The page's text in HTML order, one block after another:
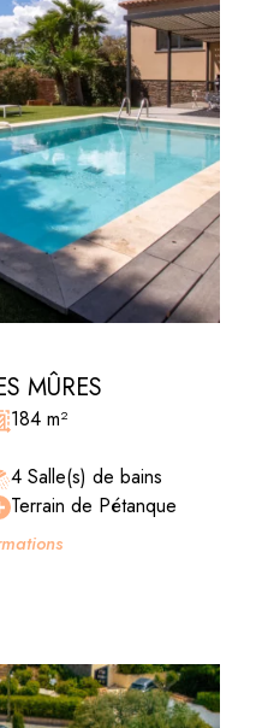
MÛRES
184 m²
4 Salle(s) de bains
Terrain de Pétanque